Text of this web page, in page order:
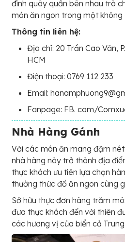
đình quây quần bên nhau trò
món ăn ngon trong một không
Thông tin liên hệ:
Địa chỉ: 20 Trần Cao Vân,
HCM
Điện thoại: 0769 112 233
Email:
Fanpage: FB. com/
Nhà Hàng Gánh
Với các món ăn mang đậm
nhà hàng này trở thành địa
thực khách ưu tiên lựa chọn
thưởng thức đồ ăn ngon cùng
Sở hữu thực đơn hàng trăm
đưa thực khách đến với thiên
các hương vị của biển cả